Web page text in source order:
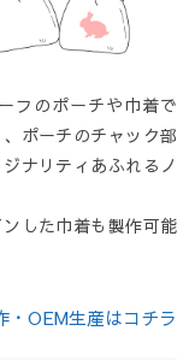
フのポーチや巾着で
ポーチのチャック部
ナリティあふれるノ
した巾着も製作可能
・OEM生産はコチラ